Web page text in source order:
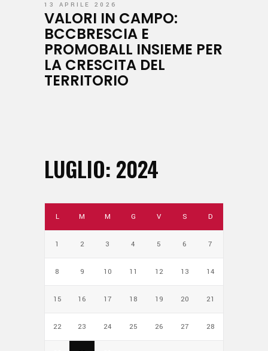
13 APRILE 2026
VALORI IN CAMPO:
BCCBRESCIA E
PROMOBALL INSIEME PER
LA CRESCITA DEL
TERRITORIO
LUGLIO: 2024
L M M G V S D
1 2 3 4 5 6 7
8 9 10 11 12 13 14
15 16 17 18 19 20 21
22 23 24 25 26 27 28